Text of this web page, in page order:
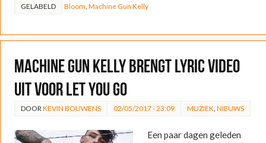
GELABELD Bloom Machine Gun Kelly
Machine Gun Kelly brengt lyric video
uit voor Let You Go
DOOR KEVIN BOUWENS 02/05/2017 - 23:09 MUZIEK NIEUWS
Een paar dagen geleden